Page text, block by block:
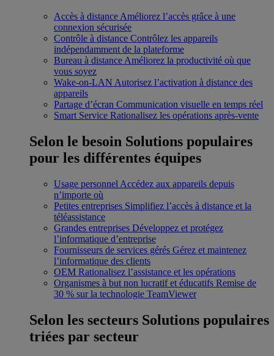
Accès à distance Améliorez l’accès grâce à une
connexion sécurisée
Contrôle à distance Contrôlez les appareils
indépendamment de la plateforme
Bureau à distance Améliorez la productivité où que
vous soyez
Wake-on-LAN Autorisez l’activation à distance des
appareils
Partage d’écran Communication visuelle en temps réel
Smart Service Rationalisez les opérations après-vente
Selon le besoin Solutions populaires
pour les différentes équipes
Usage personnel Accédez aux appareils depuis
n’importe où
Petites entreprises Simplifiez l’accès à distance et la
téléassistance
Grandes entreprises Développez et protégez
l’informatique d’entreprise
Fournisseurs de services gérés Gérez et maintenez
l’informatique des clients
OEM Rationalisez l’assistance et les opérations
Organismes à but non lucratif et éducatifs Remise de
30 % sur la technologie TeamViewer
Selon les secteurs Solutions populaires
triées par secteur